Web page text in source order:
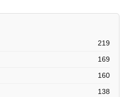
219
169
160
138